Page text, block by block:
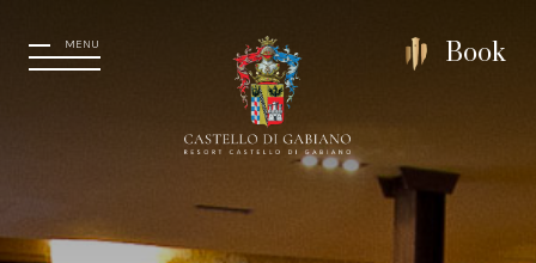
MENU Book